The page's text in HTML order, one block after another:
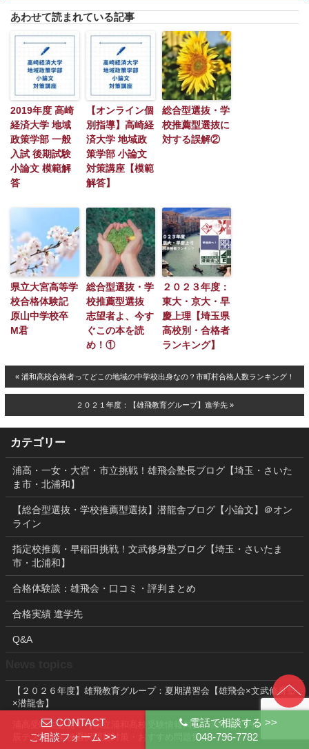
CONTACT
ご相談フォーム >>
電話で相談する >>
048-796-7782
あわせて読まれている記事
2019年度 高崎
経済大学 地域
政策学部 一般
入試 後期試験
小論文 模範解
答
【オンライン個
別指導】高崎経
済大学 地域政
策学部 小論文
対策講座【模範
解答】
総合型選抜・学
校推薦型選抜に
対する誤解②
県立大宮高等学
校合格体験記
原山中学校卒
M君
総合型選抜・学
校推薦型選抜
志望者よ、今す
ぐこの本を読
め！①
２０２３年度：
東大・京大・早
慶上理【埼玉県
高校別・合格者
ランキング】
« 浦和高校合格者ってどこの地域の中学校出身なの？市町村合格人数ランキング！
２０２１年度：【雄飛教育グループ】進学先 »
カテゴリー
浦高・一女・大宮・市立挑戦！雄飛会塾長ブログ【埼玉・さいた
ま市・北浦和】
【総合型選抜・学校推薦型選抜】潜龍舎ブログ【小論文】＠オン
ライン
指定校推薦・早稲田挑戦！文武修身塾ブログ【埼玉・さいたま
市・北浦和】
合格体験談：雄飛会・口コミ・評判まとめ
合格実績 進学先
Q&A
【２０２６年度】雄飛教育グループ：夏期講習会【雄飛会×文武修身塾
×潜龍舎】
浦高受験生必見！【県立浦和高校受験情報局】（合格点・内申点・北
辰テスト・学校選択問題対策・おすすめ問題集）